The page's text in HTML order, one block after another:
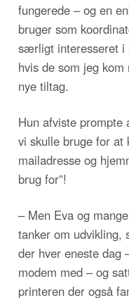
fungerede – og en
bruger som
særligt interesseret i
hvis de som jeg
nye tiltag.
Hun afviste prompte
vi skulle bruge for at
mailadresse og
brug for”!
– Men Eva og
tanker om udvikling,
der hver eneste dag
modem med – og
printeren der også